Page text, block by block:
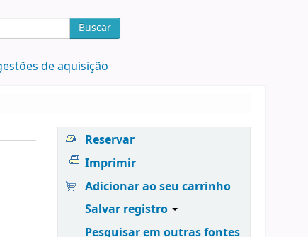
Buscar
de aquisição
Reservar
Imprimir
Adicionar ao seu carrinho
Salvar registro
Pesquisar em outras fontes